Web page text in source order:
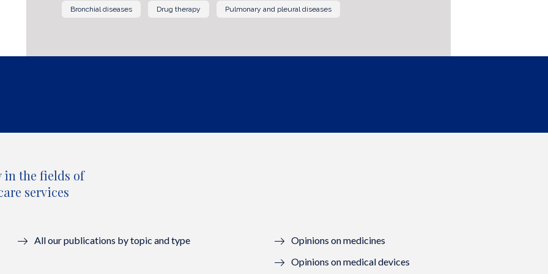
Bronchial diseases Drug therapy Pulmonary and pleural diseases
the fields of
services
All our publications by topic and type
Opinions on medicines
Opinions on medical devices